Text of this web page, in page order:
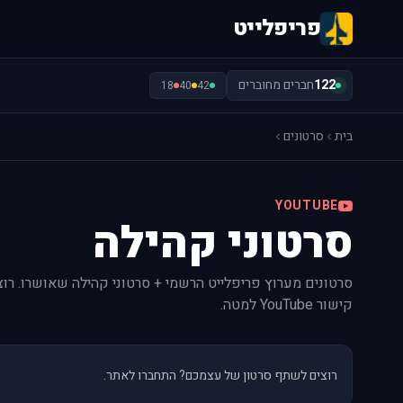
פריפלייט
122חברים מחוברים 42
40
18
בית סרטונים
YOUTUBE
סרטוני קהילה
סרטונים מערוץ פריפלייט הרשמי + סרטוני קהילה שאושרו.
קישור YouTube למטה.
רוצים לשתף סרטון של עצמכם? התחברו לאתר.